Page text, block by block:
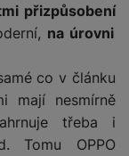
přizpůsobení
na úrovni
co v článku
mají nesmírně
třeba i
Tomu OPPO